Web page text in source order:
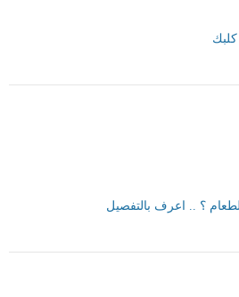
؟ .. اعرف بالتفصيل